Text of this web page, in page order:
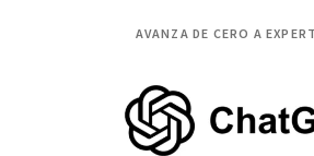
AVANZA DE CERO A